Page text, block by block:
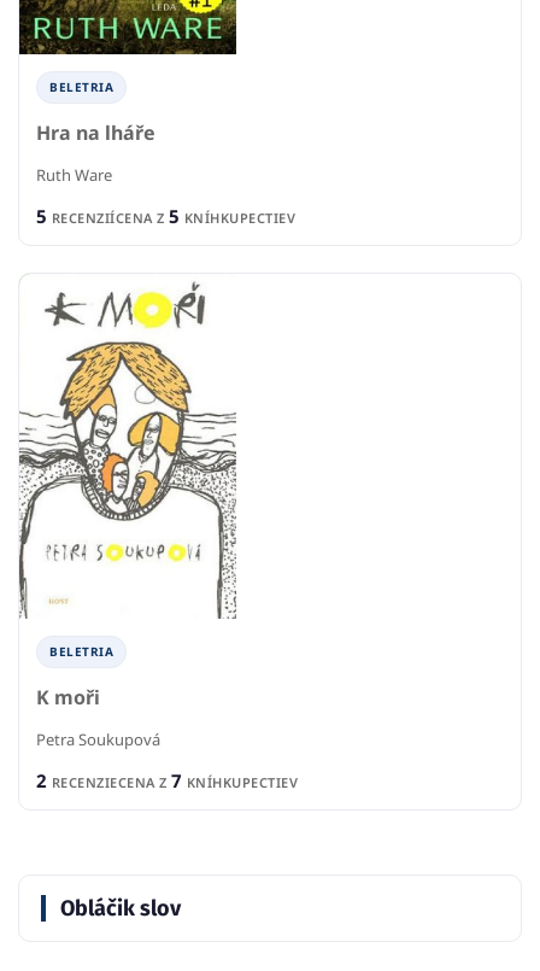
BELETRIA
Hra na lháře
Ruth Ware
5 RECENZIÍCENA Z 5 KNÍHKUPECTIEV
BELETRIA
K moři
Petra Soukupová
2 RECENZIECENA Z 7 KNÍHKUPECTIEV
Obláčik slov